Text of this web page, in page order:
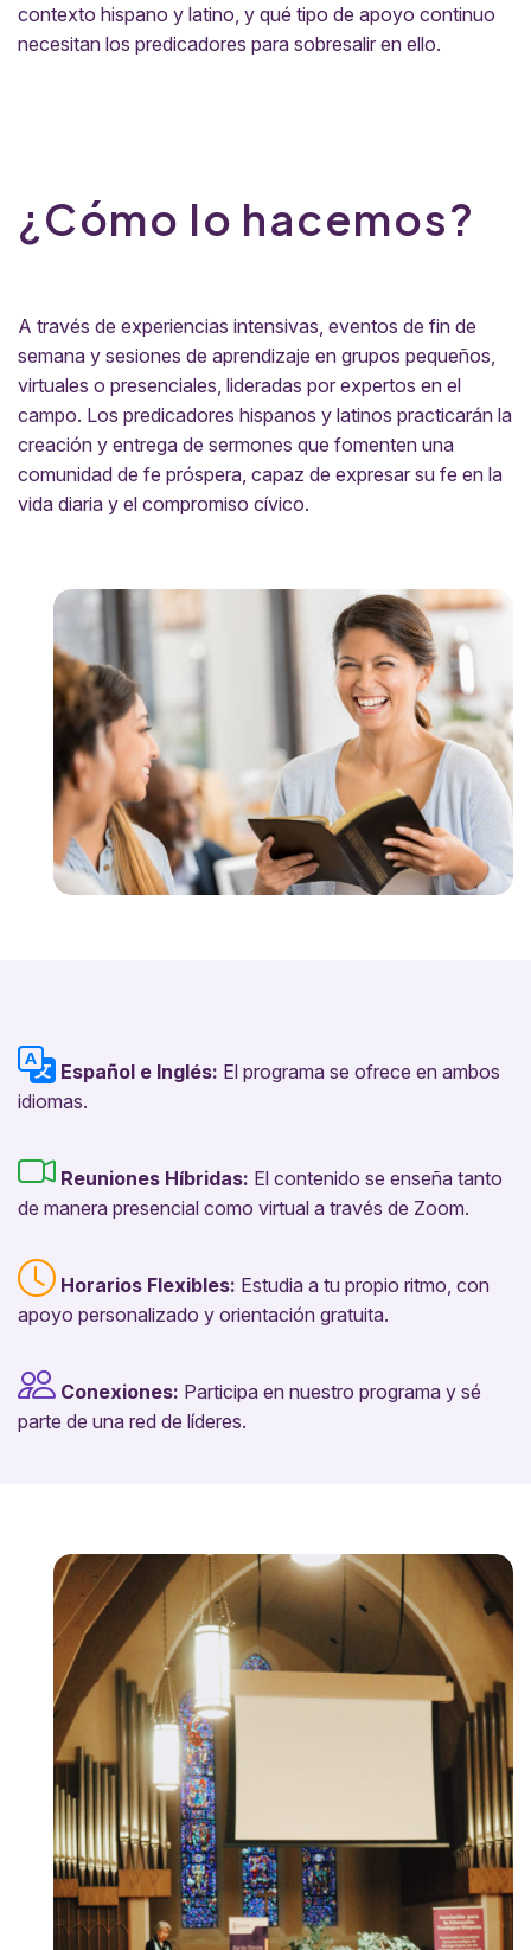
contexto hispano y latino, y qué tipo de apoyo continuo
necesitan los predicadores para sobresalir en ello.
¿Cómo lo hacemos?
A través de experiencias intensivas, eventos de fin de
semana y sesiones de aprendizaje en grupos pequeños,
virtuales o presenciales, lideradas por expertos en el
campo. Los predicadores hispanos y latinos practicarán la
creación y entrega de sermones que fomenten una
comunidad de fe próspera, capaz de expresar su fe en la
vida diaria y el compromiso cívico.
Español e Inglés: El programa se ofrece en ambos
idiomas.
Reuniones Híbridas: El contenido se enseña tanto
de manera presencial como virtual a través de Zoom.
Horarios Flexibles: Estudia a tu propio ritmo, con
apoyo personalizado y orientación gratuita.
Conexiones: Participa en nuestro programa y sé
parte de una red de líderes.